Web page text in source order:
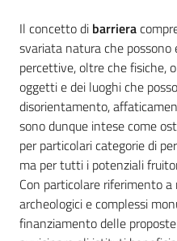
Il concetto di barriera
svariata natura che possono
percettive, oltre che fisiche,
oggetti e dei luoghi che
disorientamento,
sono dunque intese come
per particolari categorie di
ma per tutti i potenziali
Con particolare riferimento a
archeologici e complessi
finanziamento delle